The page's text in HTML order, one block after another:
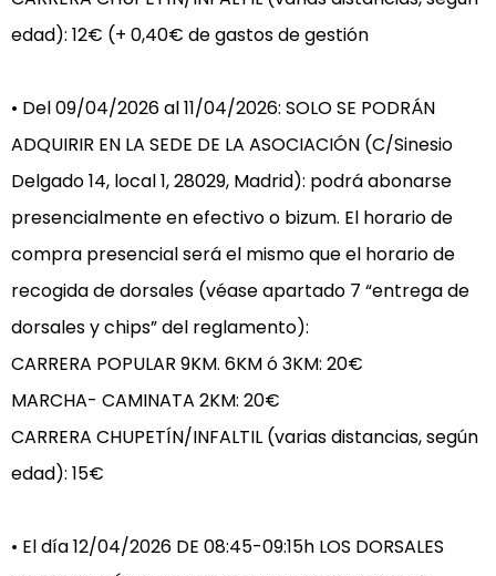
edad): 12€ (+ 0,40€ de gastos de gestión
• Del 09/04/2026 al 11/04/2026: SOLO SE PODRÁN
ADQUIRIR EN LA SEDE DE LA ASOCIACIÓN (C/Sinesio
Delgado 14, local 1, 28029, Madrid): podrá abonarse
presencialmente en efectivo o bizum. El horario de
compra presencial será el mismo que el horario de
recogida de dorsales (véase apartado 7 “entrega de
dorsales y chips” del reglamento):
CARRERA POPULAR 9KM. 6KM ó 3KM: 20€
MARCHA- CAMINATA 2KM: 20€
CARRERA CHUPETÍN/INFALTIL (varias distancias, según
edad): 15€
• El día 12/04/2026 DE 08:45-09:15h LOS DORSALES